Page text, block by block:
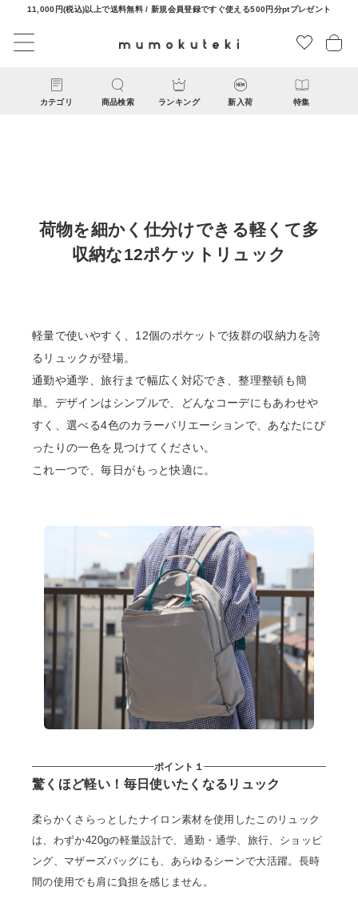
11,000円(税込)以上で送料無料 / 新規会員登録ですぐ使える500円分ptプレゼント
カテゴリ 商品検索 ランキング 新入荷 特集
CATEGORY
ファッション雑貨
リビング雑貨
食品
ギフト
CONTENTS
ご利用ガイド
お問い合わせ
ショップリスト
荷物を細かく仕分けできる軽くて多
収納な12ポケットリュック
軽量で使いやすく、12個のポケットで抜群の収納力を誇
るリュックが登場。
通勤や通学、旅行まで幅広く対応でき、整理整頓も簡
単。デザインはシンプルで、どんなコーデにもあわせや
すく、選べる4色のカラーバリエーションで、あなたにぴ
ったりの一色を見つけてください。
これ一つで、毎日がもっと快適に。
ポイント１
驚くほど軽い！毎日使いたくなるリュック
柔らかくさらっとしたナイロン素材を使用したこのリュック
は、わずか420gの軽量設計で、通勤・通学、旅行、ショッピ
ング、マザーズバッグにも、あらゆるシーンで大活躍。長時
間の使用でも肩に負担を感じません。